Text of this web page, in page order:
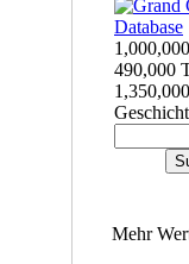
490,000
1,350,000
Mehr